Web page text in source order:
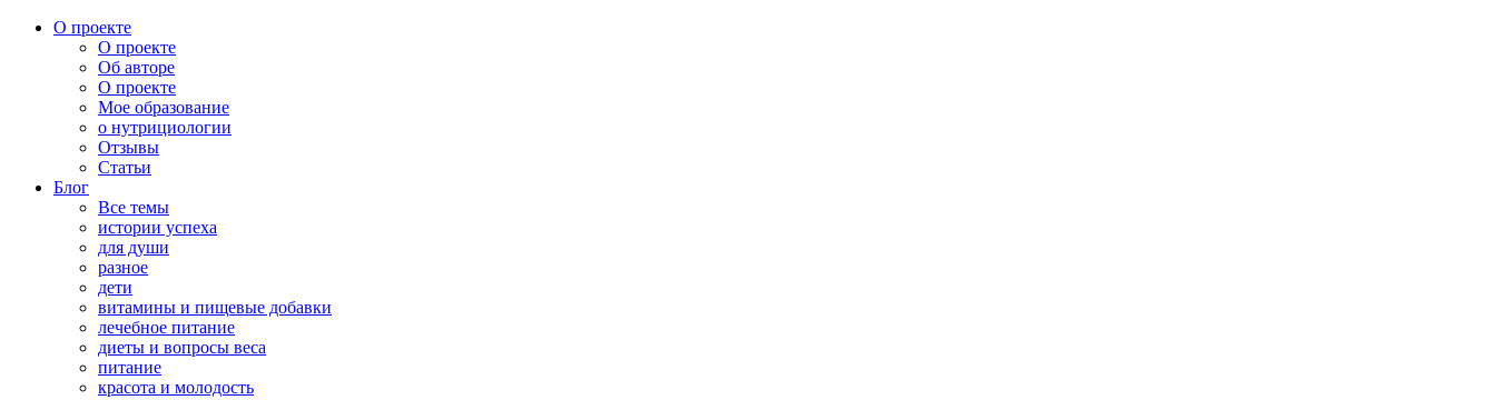
О проекте
О проекте
Об авторе
О проекте
Мое образование
о нутрициологии
Отзывы
Статьи
Блог
Все темы
истории успеха
для души
разное
дети
витамины и пищевые добавки
лечебное питание
диеты и вопросы веса
питание
красота и молодость